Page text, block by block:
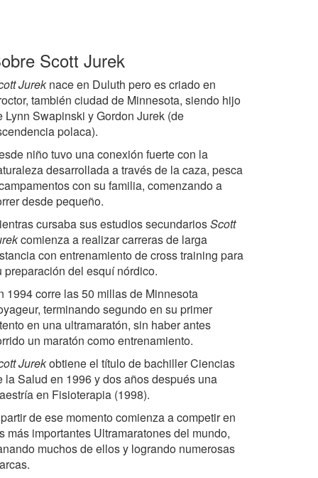
Scott Jurek
Jureknace en Duluth pero es criado en
también ciudad de Minnesota, siendo hijo
Lynn Swapinski y Gordon Jurek (de
polaca).
niño tuvo una conexión fuerte con la
desarrollada a través de la caza, pesca
con su familia, comenzando a
desde pequeño.
cursaba sus estudios secundariosScott
comienza a realizar carreras de larga
con entrenamiento de cross training para
preparación del esquí nórdico.
1994 corre las 50 millas de Minnesota
terminando segundo en su primer
en una ultramaratón, sin haber antes
un maratón como entrenamiento.
Jurekobtiene el título de bachiller Ciencias
la Salud en 1996 y dos años después una
en Fisioterapia (1998).
de ese momento comienza a competir en
más importantes Ultramaratones del mundo,
muchos de ellos y logrando numerosas